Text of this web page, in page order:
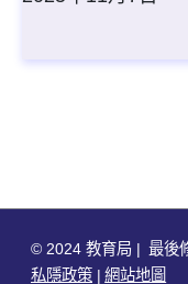
© 2024 教育局 最後
私隱政策
網站地圖